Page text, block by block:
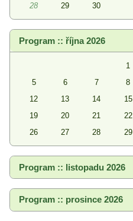
28
29 30
Program :: října 2026
1
5
6 7 8
12
13 14 15
19
20 21 22
26
27 28 29
Program :: listopadu 2026
Program :: prosince 2026